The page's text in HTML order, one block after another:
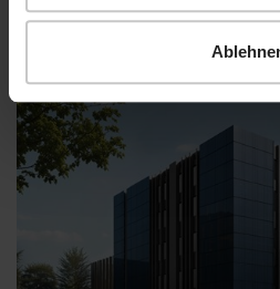
En savoir plus